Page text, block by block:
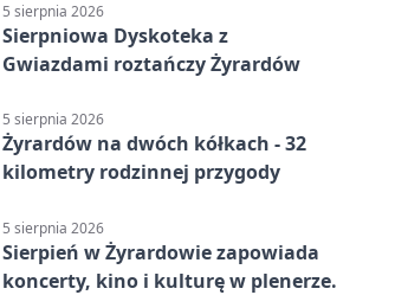
5 sierpnia 2026
Sierpniowa Dyskoteka z
Gwiazdami roztańczy Żyrardów
5 sierpnia 2026
Żyrardów na dwóch kółkach - 32
kilometry rodzinnej przygody
5 sierpnia 2026
Sierpień w Żyrardowie zapowiada
koncerty, kino i kulturę w plenerze.